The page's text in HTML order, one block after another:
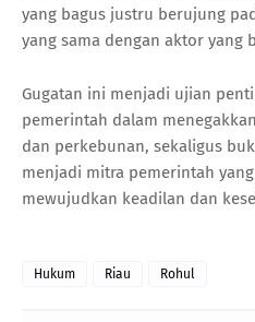
yang bagus justru berujung
yang sama dengan aktor yang
Gugatan ini menjadi ujian
pemerintah dalam
dan perkebunan, sekaligus
menjadi mitra pemerintah
mewujudkan keadilan dan
Hukum Riau Rohul